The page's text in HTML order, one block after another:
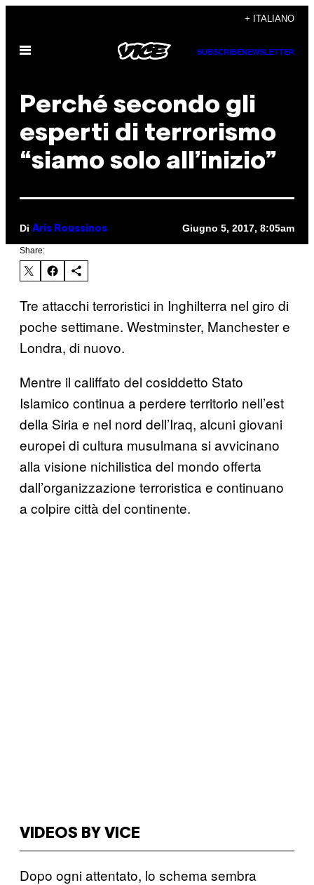
contenuto
+ ITALIANO
Apri
SUBSCRIBENEWSLETTER
Perché secondo gli
esperti di terrorismo
“siamo solo all’inizio”
Di Aris Roussinos Giugno 5, 2017, 8:05am
Share:
Tre attacchi terroristici in Inghilterra nel giro di
poche settimane. Westminster, Manchester e
Londra, di nuovo.
Mentre il califfato del cosiddetto Stato
Islamico continua a perdere territorio nell’est
della Siria e nel nord dell’Iraq, alcuni giovani
europei di cultura musulmana si avvicinano
alla visione nichilistica del mondo offerta
dall’organizzazione terroristica e continuano
a colpire città del continente.
VIDEOS BY VICE
Dopo ogni attentato, lo schema sembra